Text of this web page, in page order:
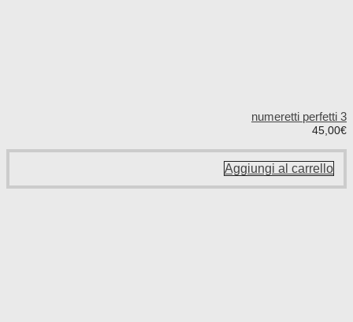
numeretti perfetti 3
45,00€
Aggiungi al carrello